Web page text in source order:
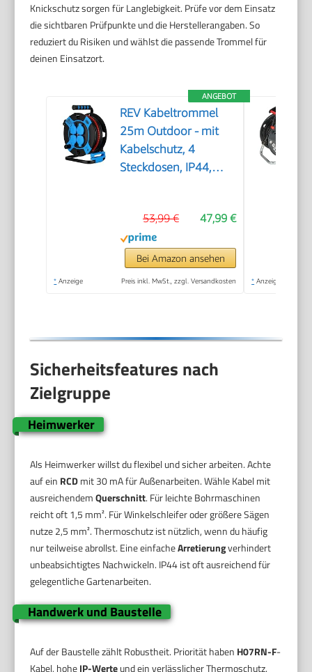
Knickschutz sorgen für Langlebigkeit. Prüfe vor dem Einsatz
die sichtbaren Prüfpunkte und die Herstellerangaben. So
reduziert du Risiken und wählst die passende Trommel für
deinen Einsatzort.
ANGEBOT
REV Kabeltrommel
25m Outdoor - mit
Kabelschutz, 4
Steckdosen, IP44,
47,99 €
53,99 €
Bei Amazon ansehen
* Anzeige Preis inkl. MwSt., zzgl. Versandkosten * Anzeige
Sicherheitsfeatures nach
Zielgruppe
Heimwerker
Als Heimwerker willst du flexibel und sicher arbeiten. Achte
auf ein RCDmit 30 mA für Außenarbeiten. Wähle Kabel mit
ausreichendemQuerschnitt. Für leichte Bohrmaschinen
reicht oft 1,5 mm². Für Winkelschleifer oder größere Sägen
nutze 2,5 mm². Thermoschutz ist nützlich, wenn du häufig
nur teilweise abrollst. Eine einfacheArretierungverhindert
unbeabsichtigtes Nachwickeln. IP44 ist oft ausreichend für
gelegentliche Gartenarbeiten.
Handwerk und Baustelle
Auf der Baustelle zählt Robustheit. Priorität haben H07RN-F-
Kabel, hoheIP-Werteund ein verlässlicher Thermoschutz.